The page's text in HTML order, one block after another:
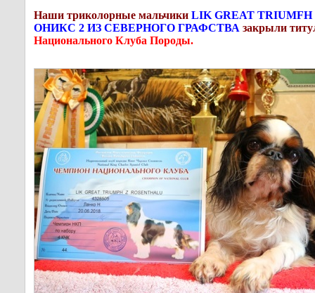
Наши триколорные мальчики LIK GREAT TRIUMFH
ОНИКС 2 ИЗ СЕВЕРНОГО ГРАФСТВА закрыли
Национального Клуба Породы.